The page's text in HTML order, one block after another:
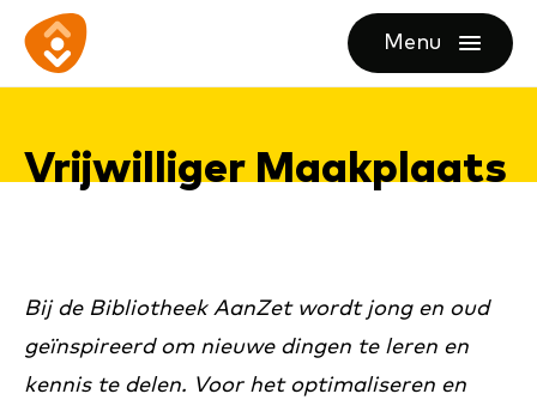
direct
content
direct
footer
Ga
naar
homepagina
Menu
openen
Vrij­wil­li­ger Maak­plaats
Bij de Bibliotheek AanZet wordt jong en oud
geïnspireerd om nieuwe dingen te leren en
kennis te delen. Voor het optimaliseren en